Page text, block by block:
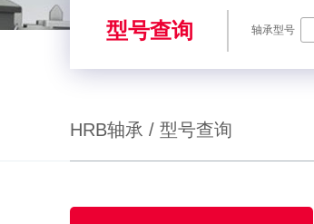
型号查询 轴承型号
HRB轴承 / 型号查询